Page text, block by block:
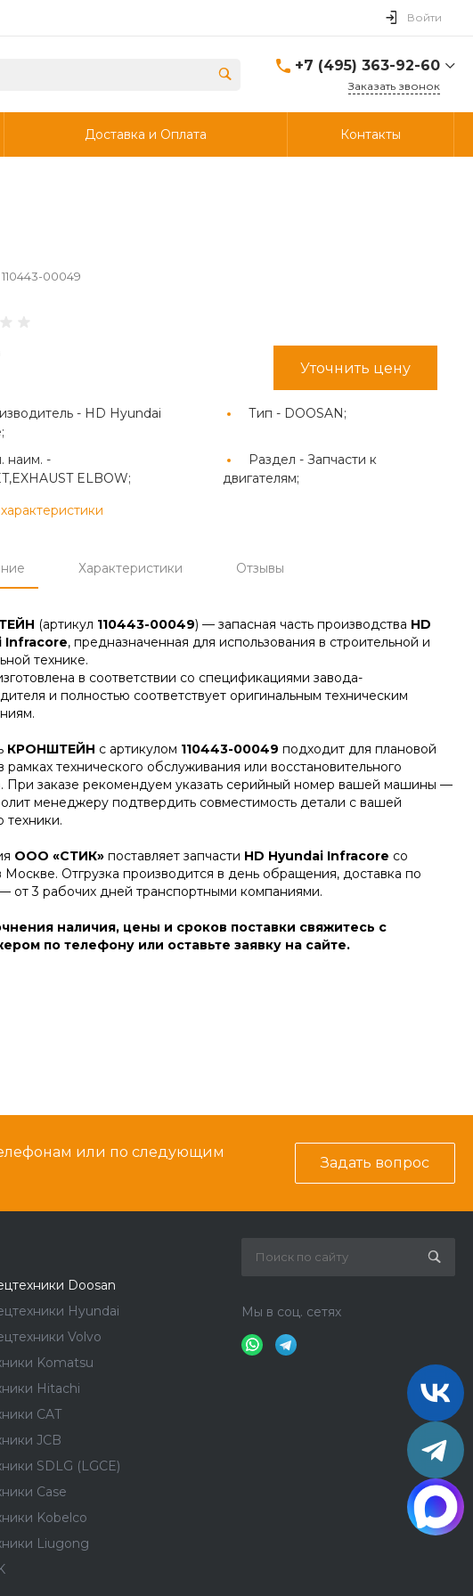
Войти
+7 (495) 363-92-60
г. Дзержинский, ул.
Заказать звонок
Доставка и Оплата Контакты
110443-00049
Уточнить цену
- HD Hyundai
Тип - DOOSAN;
наим. -
ELBOW;
Раздел -Запчасти к
двигателям;
Характеристики Отзывы
(артикул 110443-00049) — запасная часть производства HD
Infracore, предназначенная для использования в строительной и
технике.
в соответствии со спецификациями завода-
и полностью соответствует оригинальным техническим
КРОНШТЕЙН с артикулом 110443-00049 подходит для плановой
рамках технического обслуживания или восстановительного
При заказе рекомендуем указать серийный номер вашей машины —
менеджеру подтвердить совместимость детали с вашей
техники.
ООО «СТИК»поставляет запчасти HD Hyundai Infracore со
Москве. Отгрузка производится в день обращения, доставка по
от 3 рабочих дней транспортными компаниями.
наличия, цены и сроков поставки свяжитесь с
по телефону или оставьте заявку на сайте.
или по следующим
Задать вопрос
Doosan
Hyundai
Volvo
Komatsu
Hitachi
CAT
JCB
SDLG (LGCE)
Case
Kobelco
Liugong
Мы в соц. сетях